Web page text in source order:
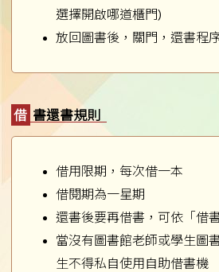
選擇開啟哪道櫃門)
放回圖書後，關門，還書程
借書還書規則
借用限期，每次借一本
借閱期為一星期
還書後要再借書，可依「借
當沒有圖書館老師或學生圖
生不得私自使用自助借書機